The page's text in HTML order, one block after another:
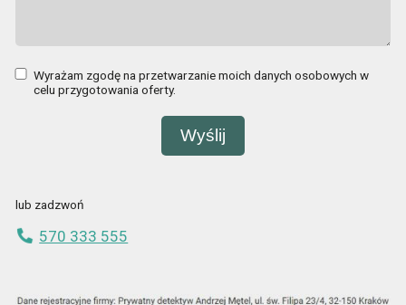
Wyrażam zgodę na przetwarzanie moich danych osobowych w
celu przygotowania oferty.
lub zadzwoń
570 333 555